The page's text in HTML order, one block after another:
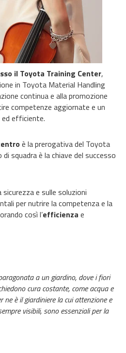
il Toyota Training Center,
in Toyota Material Handling
continua e alla promozione
competenze aggiornate e un
efficiente.
è la prerogativa del Toyota
squadra è la chiave del successo
e sulle soluzioni
per nutrire la competenza e la
così l’efficienza e
a un giardino, dove i fiori
cura costante, come acqua e
ne è il giardiniere la cui attenzione e
visibili, sono essenziali per la